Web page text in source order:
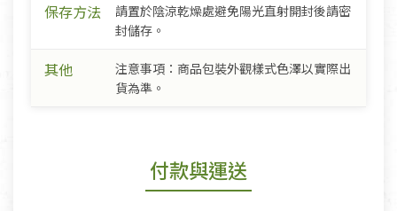
保存方法
請置於陰涼乾燥處避免陽光直射開封後請密
封儲存。
其他
注意事項：商品包裝外觀樣式色澤以實際出
貨為準。
付款與運送